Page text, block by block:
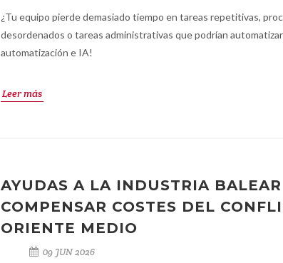
¿Tu equipo pierde demasiado tiempo en tareas repetitivas,
desordenados o tareas administrativas que podrían
automatización e IA!
Leer más
AYUDAS A LA INDUSTRIA
COMPENSAR COSTES DEL
ORIENTE MEDIO
09 JUN 2026